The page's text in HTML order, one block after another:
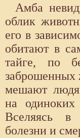
Амба
облик
его в
обитают в
тайге, по
заброшенных
мешают
на
Вселяясь
болезни и